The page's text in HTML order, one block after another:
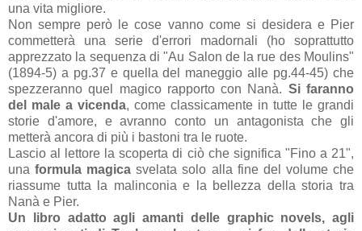
una vita migliore.
Non sempre però le cose vanno come si desidera e Pier
commetterà una serie d'errori madornali (ho soprattutto
apprezzato la sequenza di "Au Salon de la rue des Moulins"
(1894-5) a pg.37 e quella del maneggio alle pg.44-45) che
spezzeranno quel magico rapporto con Nanà. Si faranno
del male a vicenda, come classicamente in tutte le grandi
storie d'amore, e avranno conto un antagonista che gli
metterà ancora di più i bastoni tra le ruote.
Lascio al lettore la scoperta di ciò che significa "Fino a 21",
unaformula magica svelata solo alla fine del volume che
riassume tutta la malinconia e la bellezza della storia tra
Nanà e Pier.
Un libro adatto agli amanti delle graphic novels, agli